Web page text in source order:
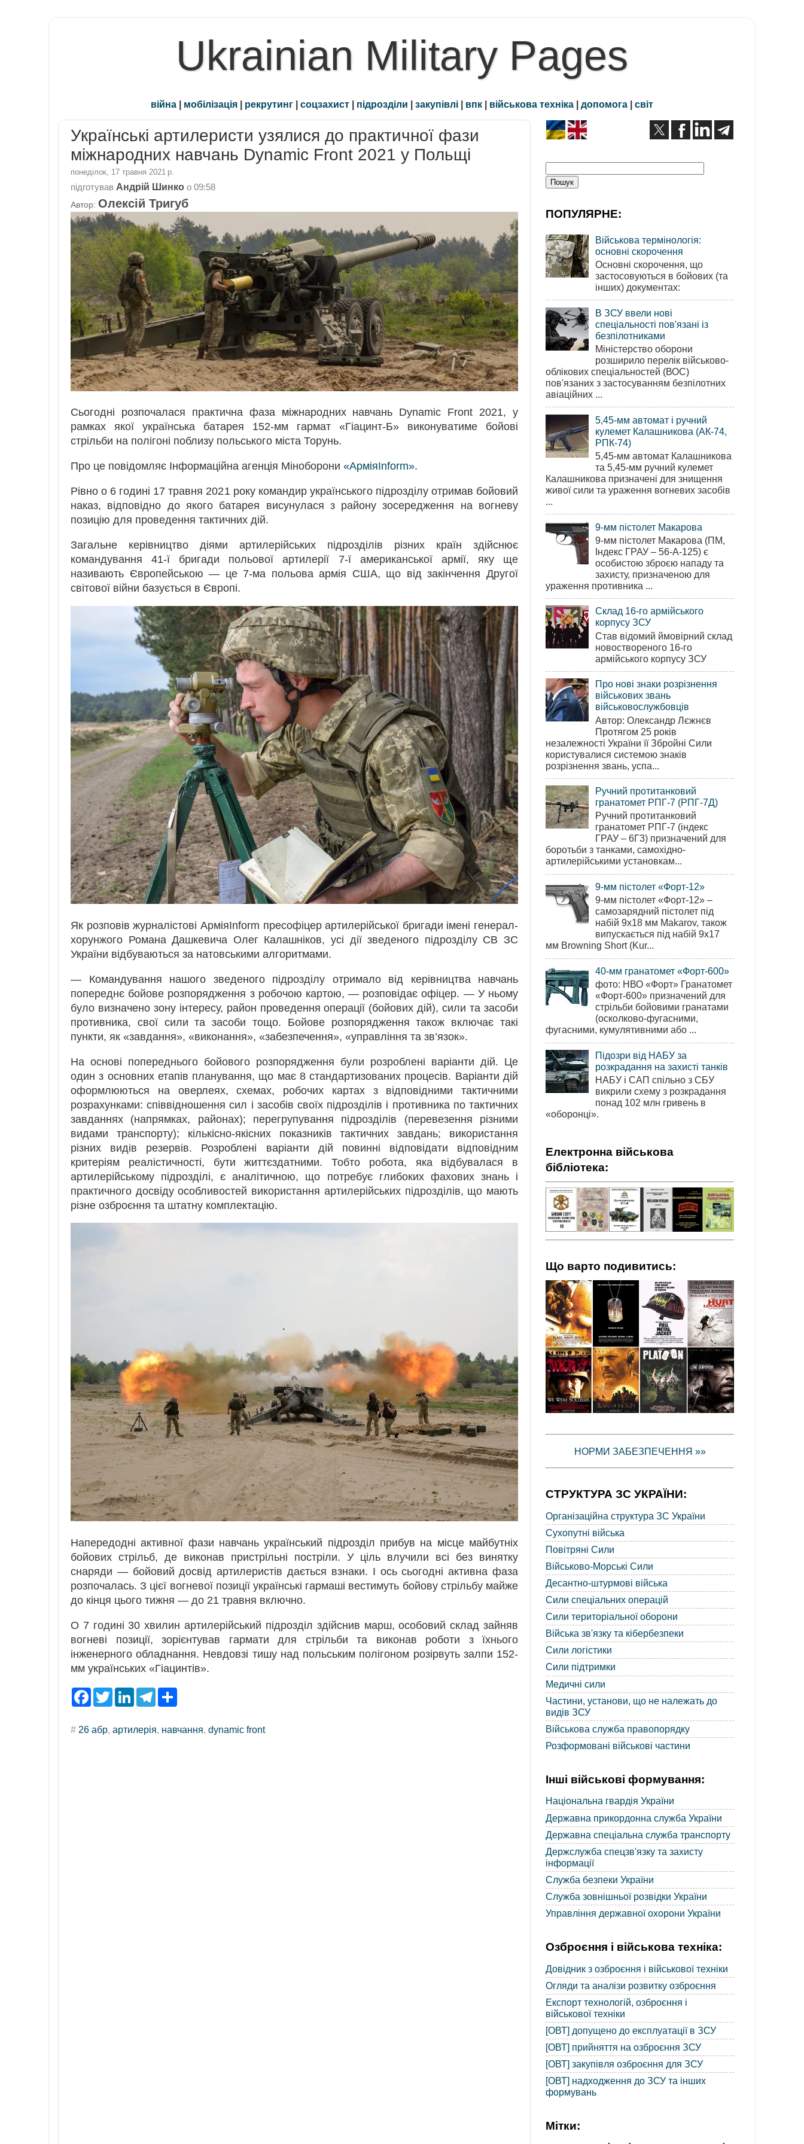
Ukrainian Military Pages
війна | мобілізація | рекрутинг | соцзахист | підрозділи | закупівлі | впк | військова техніка | допомога | світ
Українські артилеристи узялися до практичної фази
міжнародних навчань Dynamic Front 2021 у Польщі
понеділок, 17 травня 2021 р.
підготував Андрій Шинко о 09:58
Автор: Олексій Тригуб
Сьогодні розпочалася практична фаза міжнародних навчань Dynamic Front 2021, у
рамках якої українська батарея 152-мм гармат «Гіацинт-Б» виконуватиме бойові
стрільби на полігоні поблизу польського міста Торунь.
Про це повідомляє Інформаційна агенція Міноборони «АрміяInform».
Рівно о 6 годині 17 травня 2021 року командир українського підрозділу отримав бойовий
наказ, відповідно до якого батарея висунулася з району зосередження на вогневу
позицію для проведення тактичних дій.
Загальне керівництво діями артилерійських підрозділів різних країн здійснює
командування 41-ї бригади польової артилерії 7-ї американської армії, яку ще
називають Європейською — це 7-ма польова армія США, що від закінчення Другої
світової війни базується в Європі.
Як розповів журналістові АрміяInform пресофіцер артилерійської бригади імені генерал-
хорунжого Романа Дашкевича Олег Калашніков, усі дії зведеного підрозділу СВ ЗС
України відбуваються за натовськими алгоритмами.
— Командування нашого зведеного підрозділу отримало від керівництва навчань
попереднє бойове розпорядження з робочою картою, — розповідає офіцер. — У ньому
було визначено зону інтересу, район проведення операції (бойових дій), сили та засоби
противника, свої сили та засоби тощо. Бойове розпорядження також включає такі
пункти, як «завдання», «виконання», «забезпечення», «управління та зв’язок».
На основі попереднього бойового розпорядження були розроблені варіанти дій. Це
один з основних етапів планування, що має 8 стандартизованих процесів. Варіанти дій
оформлюються на оверлеях, схемах, робочих картах з відповідними тактичними
розрахунками: співвідношення сил і засобів своїх підрозділів і противника по тактичних
завданнях (напрямках, районах); перегрупування підрозділів (перевезення різними
видами транспорту); кількісно-якісних показників тактичних завдань; використання
різних видів резервів. Розроблені варіанти дій повинні відповідати відповідним
критеріям реалістичності, бути життєздатними. Тобто робота, яка відбувалася в
артилерійському підрозділі, є аналітичною, що потребує глибоких фахових знань і
практичного досвіду особливостей використання артилерійських підрозділів, що мають
різне озброєння та штатну комплектацію.
Напередодні активної фази навчань український підрозділ прибув на місце майбутніх
бойових стрільб, де виконав пристрільні постріли. У ціль влучили всі без винятку
снаряди — бойовий досвід артилеристів дається взнаки. І ось сьогодні активна фаза
розпочалась. З цієї вогневої позиції українські гармаші вестимуть бойову стрільбу майже
до кінця цього тижня — до 21 травня включно.
О 7 годині 30 хвилин артилерійський підрозділ здійснив марш, особовий склад зайняв
вогневі позиції, зорієнтував гармати для стрільби та виконав роботи з їхнього
інженерного обладнання. Невдовзі тишу над польським полігоном розірвуть залпи 152-
мм українських «Гіацинтів».
F
a
b
T
w
t
L
e
T
g
e
# 26 абр, артилерія, навчання, dynamic front
ПОПУЛЯРНЕ:
Військова термінологія:
основні скорочення
Основні скорочення, що
застосовуються в бойових (та
інших) документах:
В ЗСУ ввели нові
спеціальності пов'язані із
безпілотниками
Міністерство оборони
розширило перелік військово-
облікових спеціальностей (ВОС)
пов'язаних з застосуванням безпілотних
авіаційних ...
5,45-мм автомат і ручний
кулемет Калашникова (АК-74,
РПК-74)
5,45-мм автомат Калашникова
та 5,45-мм ручний кулемет
Калашникова призначені для знищення
живої сили та ураження вогневих засобів
...
9-мм пістолет Макарова
9-мм пістолет Макарова (ПМ,
Індекс ГРАУ – 56-А-125) є
особистою зброєю нападу та
захисту, призначеною для
ураження противника ...
Склад 16-го армійського
корпусу ЗСУ
Став відомий ймовірний склад
новоствореного 16-го
армійського корпусу ЗСУ
Про нові знаки розрізнення
військових звань
військовослужбовців
Автор: Олександр Лєжнєв
Протягом 25 років
незалежності України її Збройні Сили
користувалися системою знаків
розрізнення звань, успа...
Ручний протитанковий
гранатомет РПГ-7 (РПГ-7Д)
Ручний протитанковий
гранатомет РПГ-7 (індекс
ГРАУ – 6Г3) призначений для
боротьби з танками, самохідно-
артилерійськими установкам...
9-мм пістолет «Форт-12»
9-мм пістолет «Форт-12» –
самозарядний пістолет під
набій 9х18 мм Makarov, також
випускається під набій 9х17
мм Browning Short (Kur...
40-мм гранатомет «Форт-600»
фото: НВО «Форт» Гранатомет
«Форт-600» призначений для
стрільби бойовими гранатами
(осколково-фугасними,
фугасними, кумулятивними або ...
Підозри від НАБУ за
розкрадання на захисті танків
НАБУ і САП спільно з СБУ
викрили схему з розкрадання
понад 102 млн гривень в
«оборонці».
Електронна військова
бібліотека:
Що варто подивитись:
НОРМИ ЗАБЕЗПЕЧЕННЯ »»
СТРУКТУРА ЗС УКРАЇНИ:
Організаційна структура ЗС України
Сухопутні війська
Повітряні Сили
Військово-Морські Сили
Десантно-штурмові війська
Сили спеціальних операцій
Сили територіальної оборони
Війська зв'язку та кібербезпеки
Сили логістики
Сили підтримки
Медичні сили
Частини, установи, що не належать до
видів ЗСУ
Військова служба правопорядку
Розформовані військові частини
Інші військові формування:
Національна гвардія України
Державна прикордонна служба України
Державна спеціальна служба транспорту
Держслужба спецзв'язку та захисту
інформації
Служба безпеки України
Служба зовнішньої розвідки України
Управління державної охорони України
Озброєння і військова техніка:
Довідник з озброєння і військової техніки
Огляди та аналізи розвитку озброєння
Експорт технологій, озброєння і
військової техніки
[ОВТ] допущено до експлуатації в ЗСУ
[ОВТ] прийняття на озброєння ЗСУ
[ОВТ] закупівля озброєння для ЗСУ
[ОВТ] надходження до ЗСУ та інших
формувань
Мітки: